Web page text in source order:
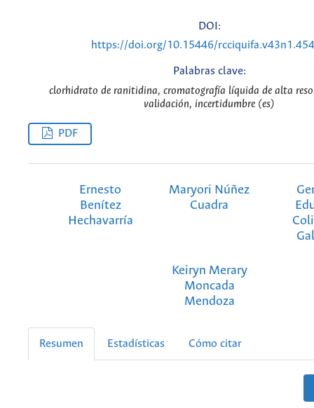
DOI:
https://doi.org/10.15446/
Palabras clave:
clorhidrato de ranitidina, cromatografía líquida de alta
validación, incertidumbre (es)
PDF
Ernesto
Benítez
Hechavarría
Maryori Núñez
Cuadra
Keiryn Merary
Moncada
Mendoza
Resumen Estadísticas Cómo citar